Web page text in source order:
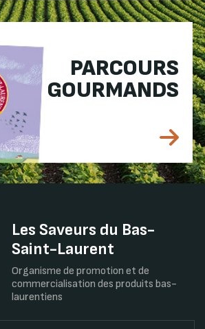
PARCOURS
GOURMANDS
Les Saveurs du Bas-
Saint-Laurent
Organisme de promotion et de
commercialisation des produits bas-
laurentiens